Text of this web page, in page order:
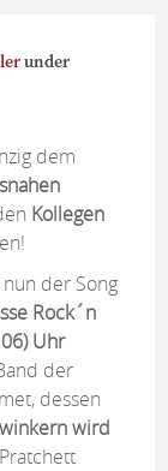
under
dem
Kollegen
der Song
Rock´n
Uhr
der
dessen
wird